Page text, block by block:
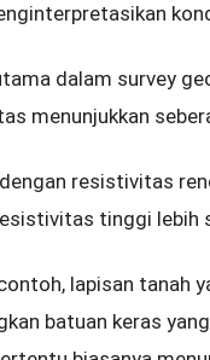
dalam survey
menunjukkan
resistivitas
tinggi lebih
lapisan tanah
batuan keras